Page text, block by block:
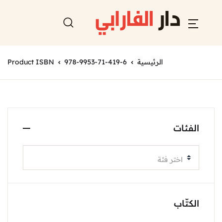
الرئيسية Product ISBN 978-9953-71-419-6
الفئات
اختر فئة
الكتّاب